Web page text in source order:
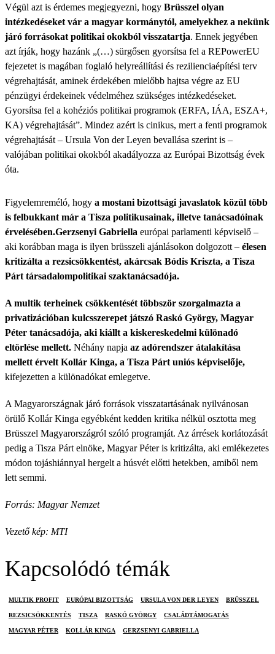
Végül azt is érdemes megjegyezni, hogy Brüsszel olyan
intézkedéseket vár a magyar kormánytól, amelyekhez a nekünk
járó forrásokat politikai okokból visszatartja. Ennek jegyében
azt írják, hogy hazánk „(…) sürgősen gyorsítsa fel a REPowerEU
fejezetet is magában foglaló helyreállítási és rezilienciaépítési terv
végrehajtását, aminek érdekében mielőbb hajtsa végre az EU
pénzügyi érdekeinek védelméhez szükséges intézkedéseket.
Gyorsítsa fel a kohéziós politikai programok (ERFA, IÁA, ESZA+,
KA) végrehajtását”. Mindez azért is cinikus, mert a fenti programok
végrehajtását – Ursula Von der Leyen bevallása szerint is –
valójában politikai okokból akadályozza az Európai Bizottság évek
óta.
Figyelemreméló, hogy a mostani bizottsági javaslatok közül több
is felbukkant már a Tisza politikusainak, illetve tanácsadóinak
érvelésében.Gerzsenyi Gabriella európai parlamenti képviselő –
aki korábban maga is ilyen brüsszeli ajánlásokon dolgozott – élesen
kritizálta a rezsicsökkentést, akárcsak Bódis Kriszta, a Tisza
Párt társadalompolitikai szaktanácsadója.
A multik terheinek csökkentését többször szorgalmazta a
privatizációban kulcsszerepet játszó Raskó György, Magyar
Péter tanácsadója, aki kiállt a kiskereskedelmi különadó
eltörlése mellett. Néhány napja az adórendszer átalakítása
mellett érvelt Kollár Kinga, a Tisza Párt uniós képviselője,
kifejezetten a különadókat emlegetve.
A Magyarországnak járó források visszatartásának nyilvánosan
örülő Kollár Kinga egyébként kedden kritika nélkül osztotta meg
Brüsszel Magyarországról szóló programját. Az árrések korlátozását
pedig a Tisza Párt elnöke, Magyar Péter is kritizálta, aki emlékezetes
módon tojáshiánnyal hergelt a húsvét előtti hetekben, amiből nem
lett semmi.
Forrás: Magyar Nemzet
Vezető kép: MTI
Kapcsolódó témák
MULTIK PROFIT EURÓPAI BIZOTTSÁG URSULA VON DER LEYEN BRÜSSZEL
REZSICSÖKKENTÉS TISZA RASKÓ GYÖRGY CSALÁDTÁMOGATÁS
MAGYAR PÉTER KOLLÁR KINGA GERZSENYI GABRIELLA